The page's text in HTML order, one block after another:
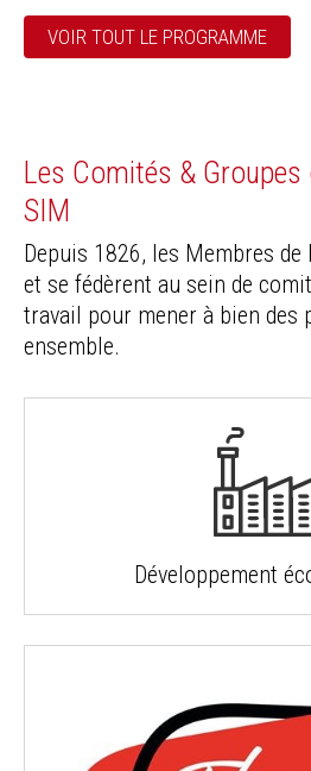
VOIR TOUT LE PROGRAMME
Les Comités &
SIM
Depuis 1826, les Membres
et se fédèrent au sein de
travail pour mener à bien des
ensemble.
Développement